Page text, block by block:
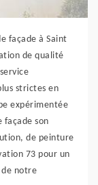
façade à Saint
de qualité
strictes en
expérimentée
son
de peinture
73 pour un
de notre